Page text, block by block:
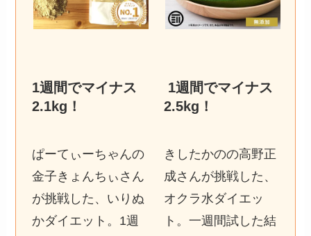
1週間でマイナス
2.1kg ！
ぱーてぃーちゃんの
金子きょんちぃさん
が挑戦した、いりぬ
かダイエット。1週
1週間でマイナス
2.5kg ！
きしたかのの高野正
成さんが挑戦した、
オクラ水ダイエッ
ト。一週間試した結